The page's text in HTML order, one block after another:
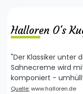
Halloren O's
"Der Klassiker unter
Sahnecreme wird
komponiert -
Quelle:www.halloren.de